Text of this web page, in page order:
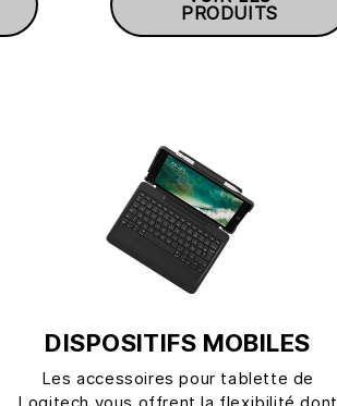
PRODUITS
DISPOSITIFS MOBILES
Les accessoires pour tablette de